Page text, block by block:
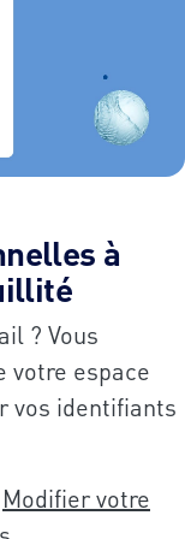
à
? Vous
votre espace
vos identifiants
Modifier votre